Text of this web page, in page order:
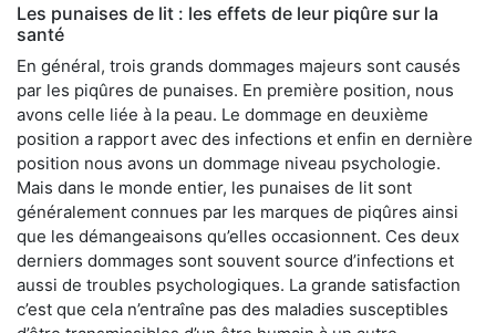
Les punaises de lit : les effets de leur piqûre sur la
santé
En général, trois grands dommages majeurs sont causés
par les piqûres de punaises. En première position, nous
avons celle liée à la peau. Le dommage en deuxième
position a rapport avec des infections et enfin en dernière
position nous avons un dommage niveau psychologie.
Mais dans le monde entier, les punaises de lit sont
généralement connues par les marques de piqûres ainsi
que les démangeaisons qu’elles occasionnent. Ces deux
derniers dommages sont souvent source d’infections et
aussi de troubles psychologiques. La grande satisfaction
c’est que cela n’entraîne pas des maladies susceptibles